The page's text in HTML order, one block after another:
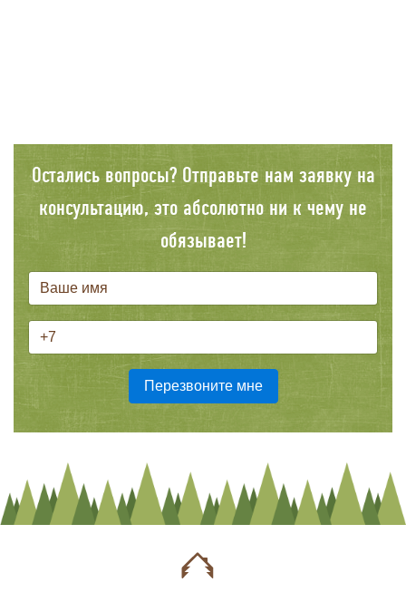
Остались вопросы? Отправьте нам заявку на
консультацию, это абсолютно ни к чему не
обязывает!